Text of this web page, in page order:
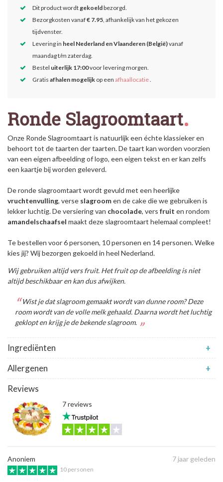
Dit product wordtgekoeldbezorgd.
Bezorgkosten vanaf€ 7.95, afhankelijk van het gekozen
tijdvenster.
Levering in heel Nederland en Vlaanderen (België)vanaf
maandag t/m zaterdag.
Bestel uiterlijk 17:00voor levering morgen.
Gratis afhalen mogelijk op een afhaallocatie.
Ronde Slagroomtaart
Onze Ronde Slagroomtaart is natuurlijk een échte klassieker en
behoort tot de taarten der taarten. De taart kan worden voorzien
van een eigen afbeelding of logo, een eigen tekst en er kan zelfs
een kaartje bij worden geleverd.
De ronde slagroomtaart wordt gevuld met een heerlijke
vruchtenvulling, verse slagroomen de cake die we gebruiken is
lekker luchtig. De versiering van chocolade, vers fruit en rondom
amandelschaafsel maakt deze slagroomtaart helemaal compleet!
Te bestellen voor 6 personen, 10 personen en 14 personen. Welke
kies jij? Wij bezorgen gekoeld in heel Nederland.
Wij gebruiken altijd vers fruit. Het fruit op de afbeelding is niet
altijd beschikbaar en kan dus afwijken.
Ingrediënten
+
Allergenen
+
Wist je dat slagroom gemaakt wordt van dunne room? Deze
room wordt van de volle melk gehaald. Daarna wordt het luchtig
geklopt en krijg je de bekende slagroom.
Reviews
7 reviews
Anoniem 7 jaar geleden
10 personen